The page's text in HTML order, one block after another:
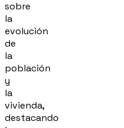
sobre
la
evolución
de
la
población
y
la
vivienda,
destacando